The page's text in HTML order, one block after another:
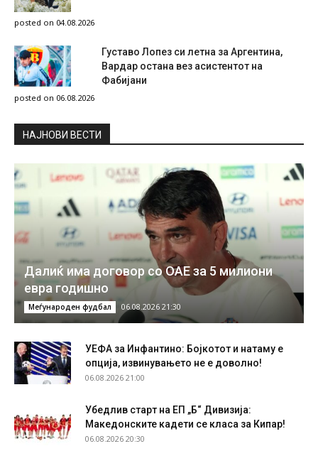
posted on 04.08.2026
Густаво Лопез си летна за Аргентина,
Вардар остана вез асистентот на
Фабијани
posted on 06.08.2026
НAЈНОВИ ВЕСТИ
Далиќ има договор со ОАЕ за 5 милиони
евра годишно
Меѓународен фудбал 06.08.2026 21:30
УЕФА за Инфантино: Бојкотот и натаму е
опција, извинувањето не е доволно!
06.08.2026 21:00
Убедлив старт на ЕП „Б“ Дивизија:
Македонските кадети се класа за Кипар!
06.08.2026 20:30